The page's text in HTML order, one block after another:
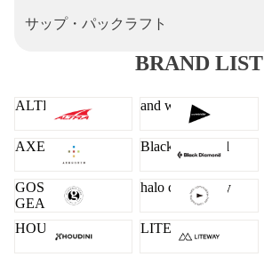
サップ・パックラフト
BRAND LIST
ALTRA and wander
AXESQUIN Black Diamond
GOSSAMER
GEAR
halo commodity
HOUDINI LITEWAY